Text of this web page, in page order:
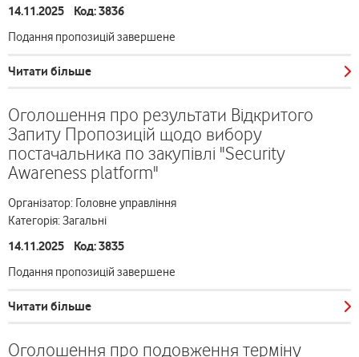
14.11.2025 Код: 3836
Подання пропозицій завершене
Читати більше
Оголошення про результати Відкритого
Запиту Пропозицій щодо вибору
постачальника по закупівлі "Security
Awareness platform"
Організатор: Головне управління
Категорія: Загальні
14.11.2025 Код: 3835
Подання пропозицій завершене
Читати більше
Оголошення про подовження терміну